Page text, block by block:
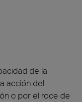
de la
acción del
o por el roce de